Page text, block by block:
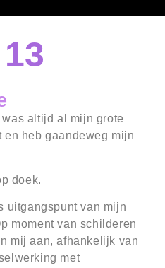
altijd al mijn grote
en heb gaandeweg mijn
doek.
uitgangspunt van mijn
moment van schilderen
mij aan, afhankelijk van
met